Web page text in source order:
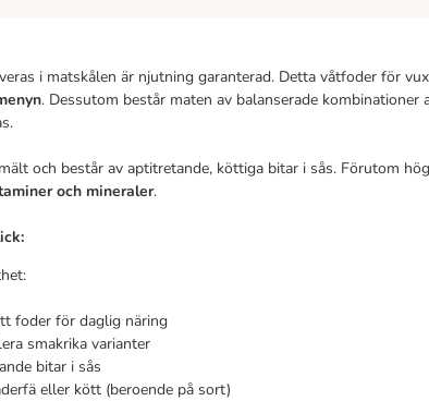
i matskålen är njutning garanterad. Detta våtfoder för
. Dessutom består maten av balanserade kombinationer
och består av aptitretande, köttiga bitar i sås. Förutom
och mineraler.
foder för daglig näring
smakrika varianter
bitar i sås
eller kött (beroende på sort)